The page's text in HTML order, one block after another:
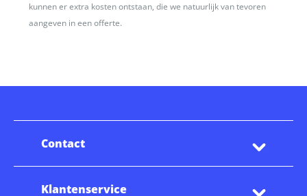
kunnen er extra kosten ontstaan, die we natuurlijk van tevoren
aangeven in een offerte.
Contact
Klantenservice